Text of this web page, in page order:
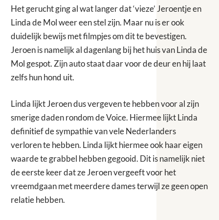
Het gerucht ging al wat langer dat ‘vieze’ Jeroentje en
Linda de Mol weer een stel zijn. Maar nu is er ook
duidelijk bewijs met filmpjes om dit te bevestigen.
Jeroen is namelijk al dagenlang bij het huis van Linda de
Mol gespot. Zijn auto staat daar voor de deur en hij laat
zelfs hun hond uit.
Linda lijkt Jeroen dus vergeven te hebben voor al zijn
smerige daden rondom de Voice. Hiermee lijkt Linda
definitief de sympathie van vele Nederlanders
verloren te hebben. Linda lijkt hiermee ook haar eigen
waarde te grabbel hebben gegooid. Dit is namelijk niet
de eerste keer dat ze Jeroen vergeeft voor het
vreemdgaan met meerdere dames terwijl ze geen open
relatie hebben.